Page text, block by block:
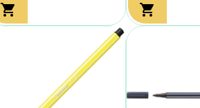
 